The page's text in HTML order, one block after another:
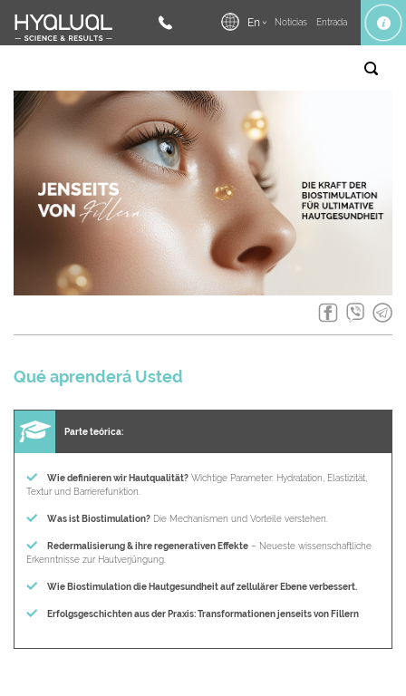
Noticias Entrada
En
Qué aprenderá Usted
Parte teórica:
Wie definieren wir Hautqualität? Wichtige Parameter: Hydratation, Elastizität,
Textur und Barrierefunktion.
Was ist Biostimulation? Die Mechanismen und Vorteile verstehen.
Redermalisierung & ihre regenerativen Effekte – Neueste wissenschaftliche
Erkenntnisse zur Hautverjüngung.
Wie Biostimulation die Hautgesundheit auf zellulärer Ebene verbessert.
Erfolgsgeschichten aus der Praxis: Transformationen jenseits von Fillern